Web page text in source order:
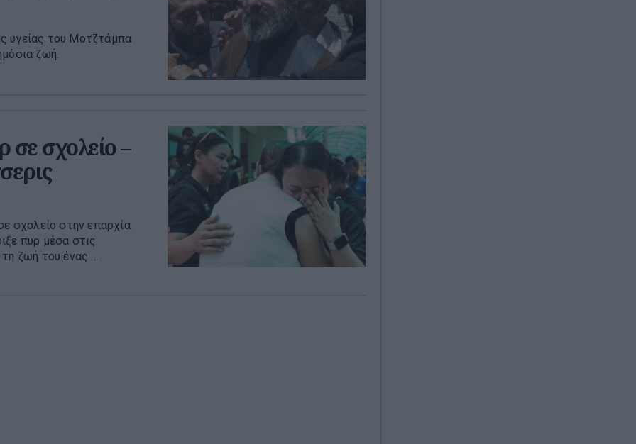
υγείας του Μοτζτάμπα
ζωή.
σχολείο –
σχολείο στην επαρχία
πυρ μέσα στις
ζωή του ένας ...